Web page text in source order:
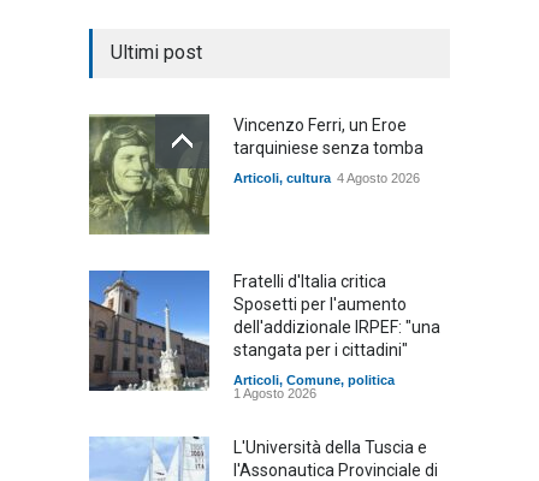
Ultimi post
Vincenzo Ferri, un Eroe
tarquiniese senza tomba
Articoli, cultura 4 Agosto 2026
Fratelli d'Italia critica
Sposetti per l'aumento
dell'addizionale IRPEF: "una
stangata per i cittadini"
Articoli, Comune, politica
1 Agosto 2026
L'Università della Tuscia e
l'Assonautica Provinciale di